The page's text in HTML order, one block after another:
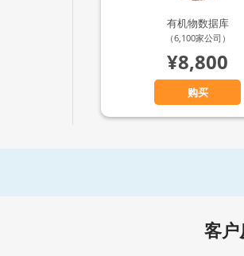
有机物数据库
（6,100家公司）
¥8,800
购买
客